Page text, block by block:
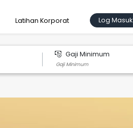
Latihan Korporat Log Masuk
Gaji Minimum